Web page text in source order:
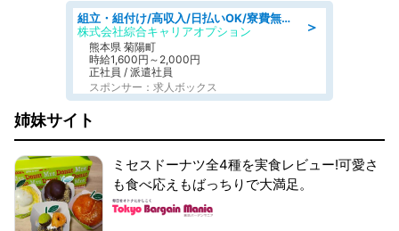
＞
組立・組付け/高収入/日払いOK/寮費無料/交替制/20・30・40代活躍中
株式会社綜合キャリアオプション
熊本県 菊陽町
時給1,600円～2,000円
正社員 / 派遣社員
スポンサー：求人ボックス
姉妹サイト
ミセスドーナツ全4種を実食レビュー!可愛さ
も食べ応えもばっちりで大満足。